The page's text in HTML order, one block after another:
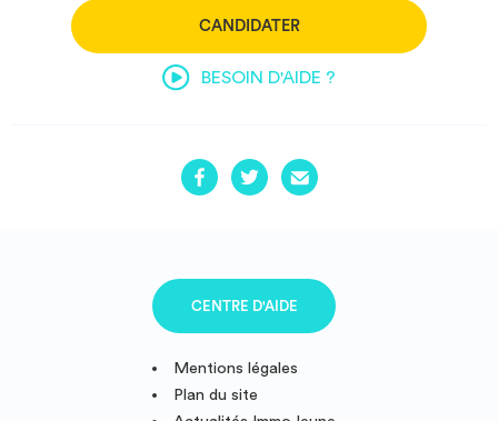
CANDIDATER
BESOIN D'AIDE ?
Mentions légales
Plan du site
CENTRE D'AIDE